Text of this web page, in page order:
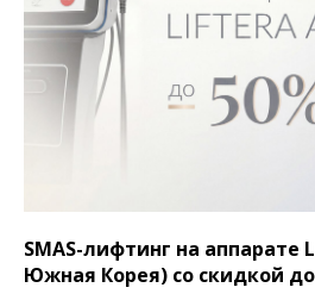
SMAS-лифтинг на аппарате
Южная Корея) со скидкой до